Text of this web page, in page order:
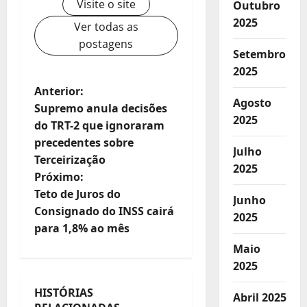
Visite o site
Ver todas as
postagens
N
a
v
e
g
a
ç
d
Anterior:
Supremo anula decisões
do TRT-2 que ignoraram
precedentes sobre
Terceirização
Próximo:
Teto de Juros do
Consignado do INSS cairá
para 1,8% ao mês
HISTÓRIAS
Outubro
2025
Setembro
2025
Agosto
2025
Julho
2025
Junho
2025
Maio
2025
Abril 2025